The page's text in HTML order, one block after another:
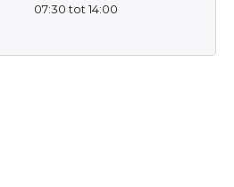
07:30 tot 14:00